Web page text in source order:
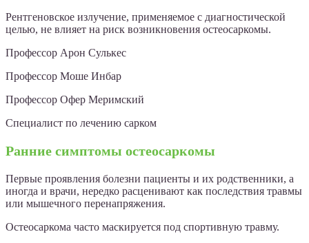
Рентгеновское излучение, применяемое с диагностической
целью, не влияет на риск возникновения остеосаркомы.
Профессор Арон Сулькес
Профессор Моше Инбар
Профессор Офер Меримский
Специалист по лечению сарком
Ранние симптомы остеосаркомы
Первые проявления болезни пациенты и их родственники, а
иногда и врачи, нередко расценивают как последствия травмы
или мышечного перенапряжения.
Остеосаркома часто маскируется под спортивную травму.